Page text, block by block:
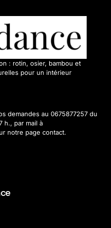
: rotin, osier, bambou et
pour un intérieur
demandes au 0675877257 du
h., par mail à
notre page contact.